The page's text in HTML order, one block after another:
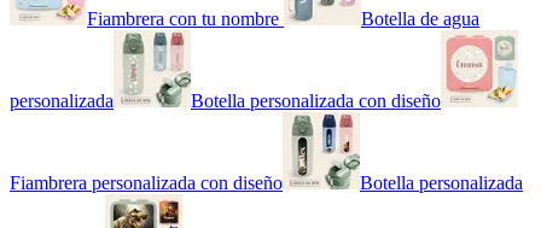
Fiambrera con tu nombre Botella de agua
personalizada Botella personalizada con diseño
Fiambrera personalizada con diseño Botella personalizada